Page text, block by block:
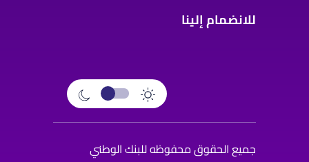
للانضمام إلينا
جميع الحقوق محفوظه للبنك الوطني